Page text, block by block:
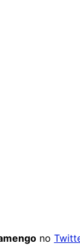
no